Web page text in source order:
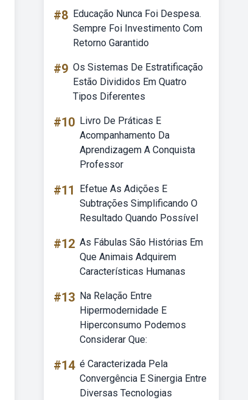
#8 Educação Nunca Foi Despesa.
Sempre Foi Investimento Com
Retorno Garantido
#9 Os Sistemas De Estratificação
Estão Divididos Em Quatro
Tipos Diferentes
#10 Livro De Práticas E
Acompanhamento Da
Aprendizagem A Conquista
Professor
#11
Efetue As Adições E
Subtrações Simplificando O
Resultado Quando Possível
#12 As Fábulas São Histórias Em
Que Animais Adquirem
Características Humanas
#13 Na Relação Entre
Hipermodernidade E
Hiperconsumo Podemos
Considerar Que:
#14 é Caracterizada Pela
Convergência E Sinergia Entre
Diversas Tecnologias